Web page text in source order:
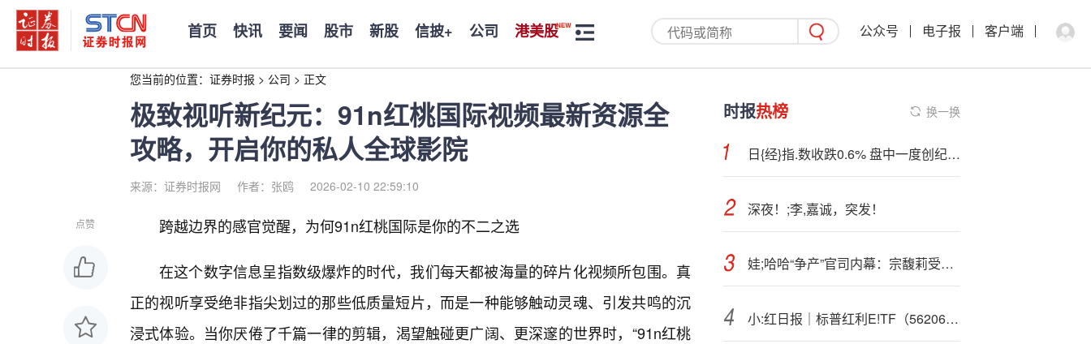
首页 快讯 要闻 股市 新股 信披+ 公司 港美股 公众号 电子报 客户端
您当前的位置： 证券时报 > 公司 > 正文
极致视听新纪元：91n红桃国际视频最新资源全
攻略，开启你的私人全球影院
来源：证券时报网 作者：张鸥 2026-02-10 22:59:10
点赞 跨越边界的感官觉醒，为何91n红桃国际是你的不二之选
在这个数字信息呈指数级爆炸的时代，我们每天都被海量的碎片化视频所包围。真
正的视听享受绝非指尖划过的那些低质量短片，而是一种能够触动灵魂、引发共鸣的沉
浸式体验。当你厌倦了千篇一律的剪辑，渴望触碰更广阔、更深邃的世界时，“91n红桃
时报热榜 换一换
日{经}指.数收跌0.6% 盘中一度创纪录新高
深夜！;李,嘉诚，突发！
娃;哈哈“争产”官司内幕：宗馥莉受托设21亿美元信托但迟迟未推进
小:红日报｜标普红利E!TF（562060）9月30日龙虎榜